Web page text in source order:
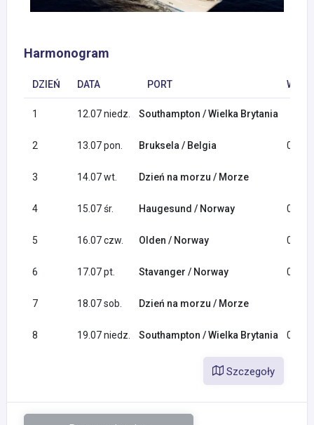
Harmonogram
DZIEŃ DATA PORT
1 12.07 niedz. Southampton / Wielka Brytania
2 13.07 pon. Bruksela / Belgia 08:00
3 14.07 wt. Dzień na morzu / Morze
4 15.07 śr. Haugesund / Norway 08:00
5 16.07 czw. Olden / Norway 07:00
6 17.07 pt. Stavanger / Norway 09:00
7 18.07 sob. Dzień na morzu / Morze
8 19.07 niedz. Southampton / Wielka Brytania 05:30
Szczegoły